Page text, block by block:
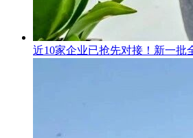
近10家企业已抢先对接！新一批